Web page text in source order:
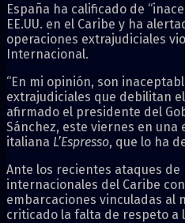
España ha calificado de
EE.UU. en el Caribe y ha
operaciones extrajudiciales
Internacional.
“En mi opinión, son
extrajudiciales que debilitan
afirmado el presidente del
Sánchez, este viernes en
italiana L’Espresso, que lo ha
Ante los recientes ataques de
internacionales del Caribe
embarcaciones vinculadas al
criticado la falta de respeto a